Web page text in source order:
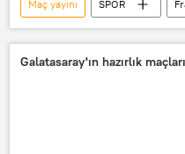
Maç yayını SPOR
Türkiye
Maç
Türkiye A Milli Basketbol Takımı
Galatasaray'ın hazırlık